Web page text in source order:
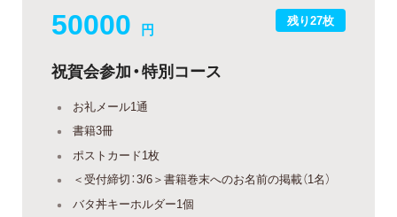
残り27枚
50000 円
祝賀会参加・特別コース
お礼メール1通
書籍3冊
ポストカード1枚
＜受付締切：3/6＞書籍巻末へのお名前の掲載（1名）
バタ丼キーホルダー1個